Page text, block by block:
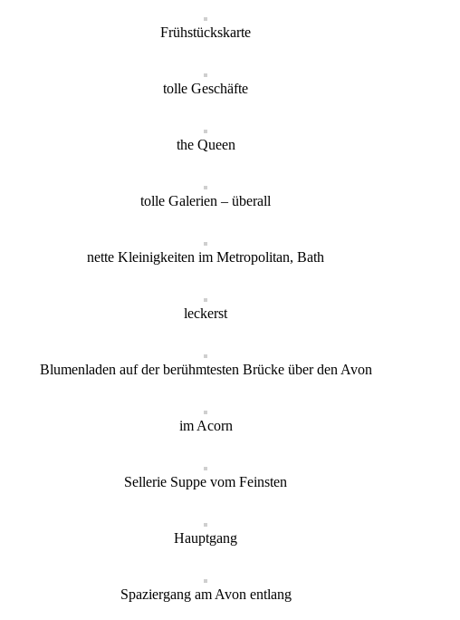
Frühstückskarte
tolle Geschäfte
the Queen
tolle Galerien – überall
nette Kleinigkeiten im Metropolitan, Bath
leckerst
Blumenladen auf der berühmtesten Brücke über den Avon
im Acorn
Sellerie Suppe vom Feinsten
Hauptgang
Spaziergang am Avon entlang